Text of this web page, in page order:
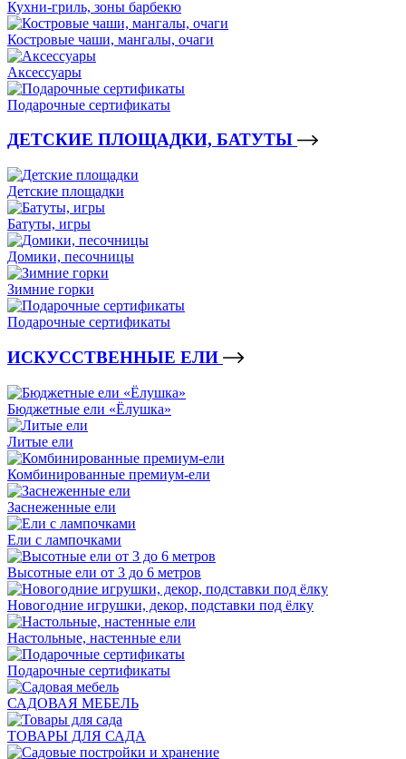
Кухни-гриль, зоны барбекю
Костровые чаши, мангалы, очаги
Аксессуары
Подарочные сертификаты
ДЕТСКИЕ ПЛОЩАДКИ, БАТУТЫ
Детские площадки
Батуты, игры
Домики, песочницы
Зимние горки
Подарочные сертификаты
ИСКУССТВЕННЫЕ ЕЛИ
Бюджетные ели «Ёлушка»
Литые ели
Комбинированные премиум-ели
Заснеженные ели
Ели с лампочками
Высотные ели от 3 до 6 метров
Новогодние игрушки, декор, подставки под ёлку
Настольные, настенные ели
Подарочные сертификаты
САДОВАЯ МЕБЕЛЬ
ТОВАРЫ ДЛЯ САДА